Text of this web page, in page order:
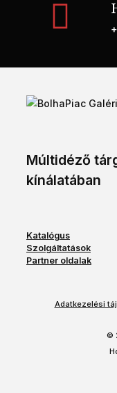
Múltidéző
kínálatában
Katalógus
Szolgáltatások
Partner oldalak
Adatkezelési
©